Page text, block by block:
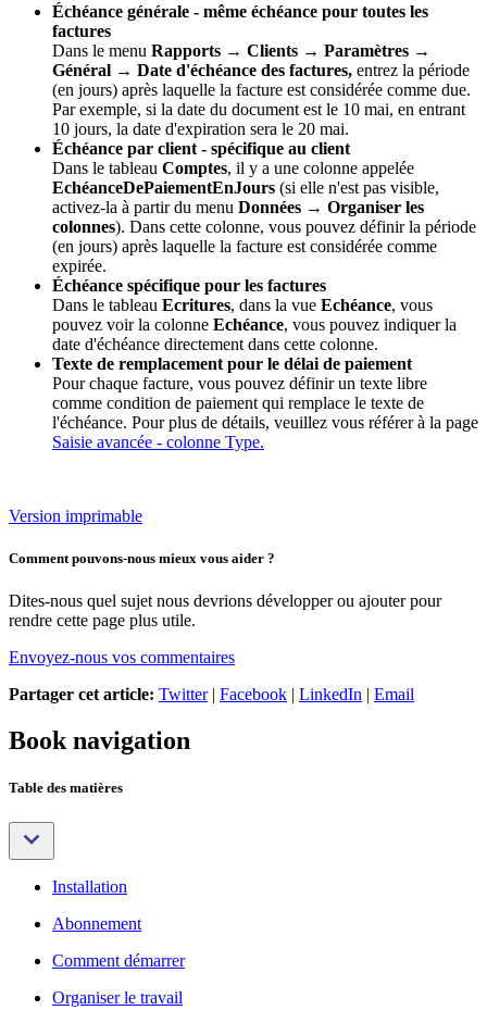
Échéance générale - même échéance pour toutes les
factures
Dans le menu Rapports → Clients → Paramètres →
Général → Date d'échéance des factures, entrez la période
(en jours) après laquelle la facture est considérée comme due.
Par exemple, si la date du document est le 10 mai, en entrant
10 jours, la date d'expiration sera le 20 mai.
Échéance par client - spécifique au client
Dans le tableau Comptes, il y a une colonne appelée
EchéanceDePaiementEnJours (si elle n'est pas visible,
activez-la à partir du menu Données → Organiser les
colonnes). Dans cette colonne, vous pouvez définir la période
(en jours) après laquelle la facture est considérée comme
expirée.
Échéance spécifique pour les factures
Dans le tableau Ecritures, dans la vue Echéance, vous
pouvez voir la colonne Echéance, vous pouvez indiquer la
date d'échéance directement dans cette colonne.
Texte de remplacement pour le délai de paiement
Pour chaque facture, vous pouvez définir un texte libre
comme condition de paiement qui remplace le texte de
l'échéance. Pour plus de détails, veuillez vous référer à la page
Saisie avancée - colonne Type.
Version imprimable
Comment pouvons-nous mieux vous aider ?
Dites-nous quel sujet nous devrions développer ou ajouter pour
rendre cette page plus utile.
Envoyez-nous vos commentaires
Partager cet article: Twitter| Facebook | LinkedIn | Email
Book navigation
Table des matières
Installation
Abonnement
Comment démarrer
Organiser le travail